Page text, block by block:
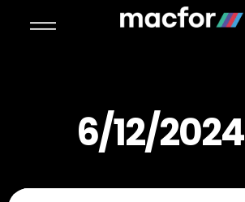
6/12/2024